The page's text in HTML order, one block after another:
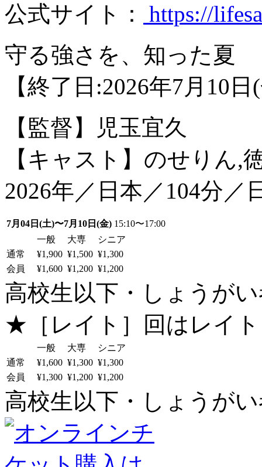
公式サイト：
https://
守る強さを、知った夏
【終了日:2026年7月10
【監督】児玉宜久
【キャスト】のせりん,
2026年／日本／104分／
7月04日(土)〜7月10日(金) 15:10〜17:00
一般
大専
シニア
通常
¥1,900 ¥1,500 ¥1,300
会員
¥1,600 ¥1,200 ¥1,200
高校生以下・しょうがい
★［レイト］回はレイ
一般 大専
シニア
通常
¥1,600 ¥1,300 ¥1,300
会員
¥1,300 ¥1,200 ¥1,200
高校生以下・しょうがい